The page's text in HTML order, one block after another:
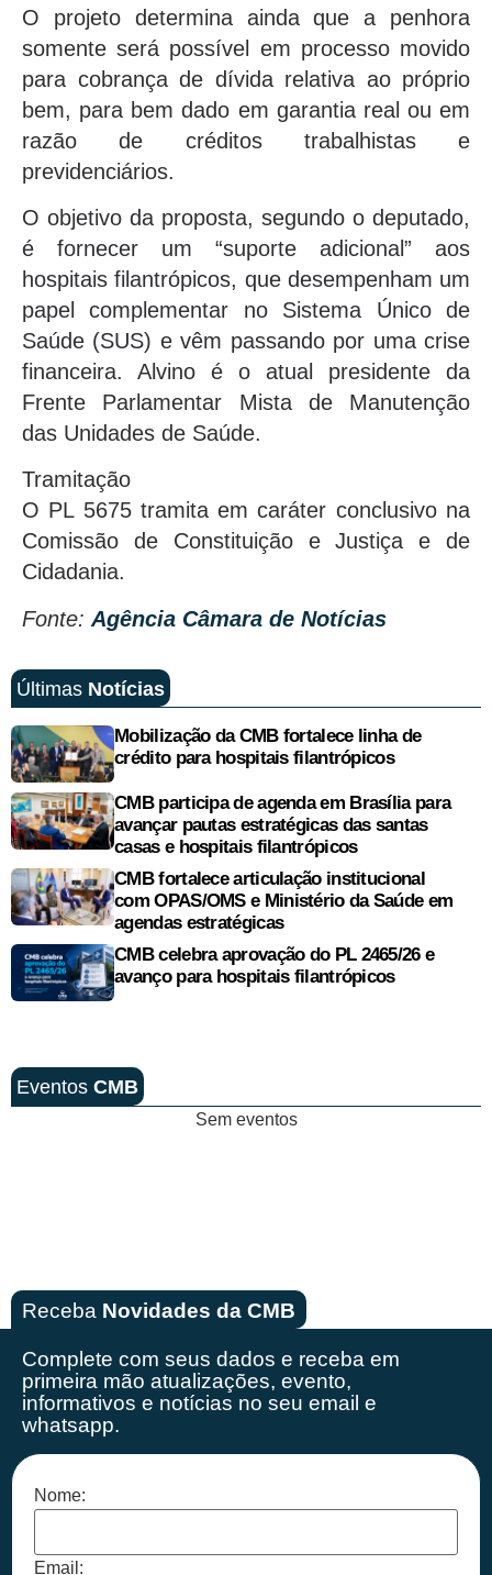
O projeto determina ainda que a penhora
somente será possível em processo movido
para cobrança de dívida relativa ao próprio
bem, para bem dado em garantia real ou em
razão de créditos trabalhistas e
previdenciários.
O objetivo da proposta, segundo o deputado,
é fornecer um “suporte adicional” aos
hospitais filantrópicos, que desempenham um
papel complementar no Sistema Único de
Saúde (SUS) e vêm passando por uma crise
financeira. Alvino é o atual presidente da
Frente Parlamentar Mista de Manutenção
das Unidades de Saúde.
Tramitação
O PL 5675 tramita em caráter conclusivo na
Comissão de Constituição e Justiça e de
Cidadania.
Fonte: Agência Câmara de Notícias
Últimas Notícias
Mobilização da CMB fortalece linha de
crédito para hospitais filantrópicos
CMB participa de agenda em Brasília para
avançar pautas estratégicas das santas
casas e hospitais filantrópicos
CMB fortalece articulação institucional
com OPAS/OMS e Ministério da Saúde em
agendas estratégicas
CMB celebra aprovação do PL 2465/26 e
avanço para hospitais filantrópicos
Eventos CMB
Sem eventos
Receba Novidades da CMB
Complete com seus dados e receba em
primeira mão atualizações, evento,
informativos e notícias no seu email e
whatsapp.
Nome:
Email: